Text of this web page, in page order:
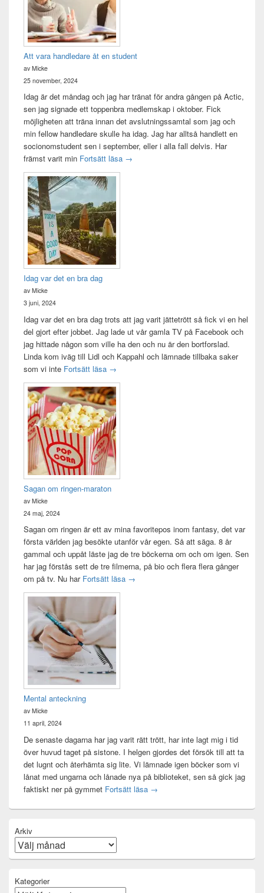
Att vara handledare åt en student
av Micke
25 november, 2024
Idag är det måndag och jag har tränat för andra gången på Actic,
sen jag signade ett toppenbra medlemskap i oktober. Fick
möjligheten att träna innan det avslutningssamtal som jag och
min fellow handledare skulle ha idag. Jag har alltså handlett en
socionomstudent sen i september, eller i alla fall delvis. Har
främst varit min Fortsätt läsa Att vara handledare åt en student
→
Idag var det en bra dag
av Micke
3 juni, 2024
Idag var det en bra dag trots att jag varit jättetrött så fick vi en hel
del gjort efter jobbet. Jag lade ut vår gamla TV på Facebook och
jag hittade någon som ville ha den och nu är den bortforslad.
Linda kom iväg till Lidl och Kappahl och lämnade tillbaka saker
som vi inte Fortsätt läsa Idag var det en bra dag
→
Sagan om ringen-maraton
av Micke
24 maj, 2024
Sagan om ringen är ett av mina favoritepos inom fantasy, det var
första världen jag besökte utanför vår egen. Så att säga. 8 år
gammal och uppåt läste jag de tre böckerna om och om igen. Sen
har jag förstås sett de tre filmerna, på bio och flera flera gånger
om på tv. Nu har Fortsätt läsa Sagan om ringen-maraton
→
Mental anteckning
av Micke
11 april, 2024
De senaste dagarna har jag varit rätt trött, har inte lagt mig i tid
över huvud taget på sistone. I helgen gjordes det försök till att ta
det lugnt och återhämta sig lite. Vi lämnade igen böcker som vi
lånat med ungarna och lånade nya på biblioteket, sen så gick jag
faktiskt ner på gymmet Fortsätt läsa Mental anteckning
→
Arkiv
Kategorier